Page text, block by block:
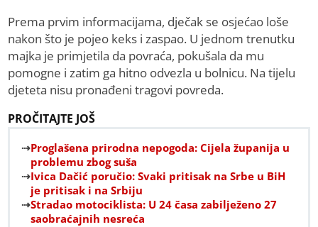
Prema prvim informacijama, dječak se osjećao loše
nakon što je pojeo keks i zaspao. U jednom trenutku
majka je primjetila da povraća, pokušala da mu
pomogne i zatim ga hitno odvezla u bolnicu. Na tijelu
djeteta nisu pronađeni tragovi povreda.
PROČITAJTE JOŠ
Proglašena prirodna nepogoda: Cijela županija u
problemu zbog suša
Ivica Dačić poručio: Svaki pritisak na Srbe u BiH
je pritisak i na Srbiju
Stradao motociklista: U 24 časa zabilježeno 27
saobraćajnih nesreća